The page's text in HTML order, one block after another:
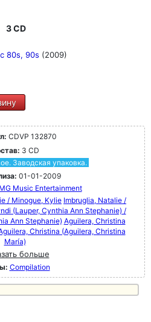
3 CD
80s, 90s (2009)
CDVP 132870
3 CD
Заводская упаковка.
01-01-2009
Music Entertainment
/ Minogue, Kylie Imbruglia, Natalie /
(Lauper, Cynthia Ann Stephanie) /
Ann Stephanie) Aguilera, Christina
Christina (Aguilera, Christina
María)
больше
Compilation